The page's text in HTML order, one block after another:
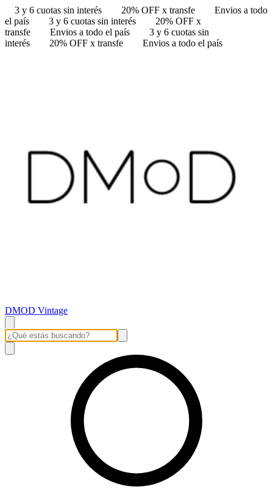
3 y 6 cuotas sin interés 20% OFF x transfe
Envios a todo
el país
3 y 6 cuotas sin interés
20% OFF x
transfe
Envios a todo el país
3 y 6 cuotas sin
interés
20% OFF x transfe Envios a todo el país
DMOD Vintage